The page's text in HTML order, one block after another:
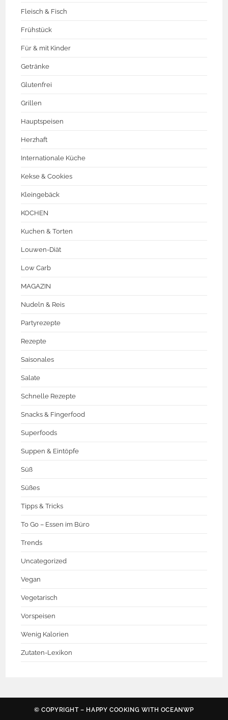
Fleisch & Fisch
Frühstück
Für & mit Kinder
Getränke
Glutenfrei
Grillen
Hauptspeisen
Herzhaft
Internationale Küche
Kekse & Cookies
Kleingebäck
KOCHEN
Kuchen & Torten
Louwen-Diät
Low Carb
MAGAZIN
Nudeln & Reis
Partyrezepte
Rezepte
Saisonales
Salate
Schnelle Rezepte
Snacks & Fingerfood
Superfoods
Suppen & Eintöpfe
Süß
Süßes
Tipps & Tricks
To Go – Essen im Büro
Trends
Uncategorized
Vegan
Vegetarisch
Vorspeisen
Wenig Kalorien
Zutaten-Lexikon
© COPYRIGHT – HAPPY COOKING WITH OCEANWP